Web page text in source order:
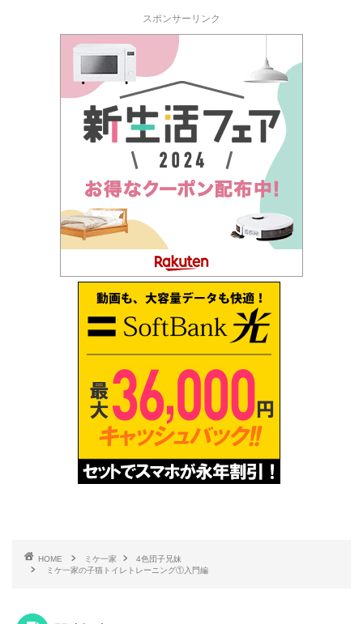
スポンサーリンク
HOME ミケ一家
4色団子兄妹
ミケ一家の子猫トイレトレーニング①入門編